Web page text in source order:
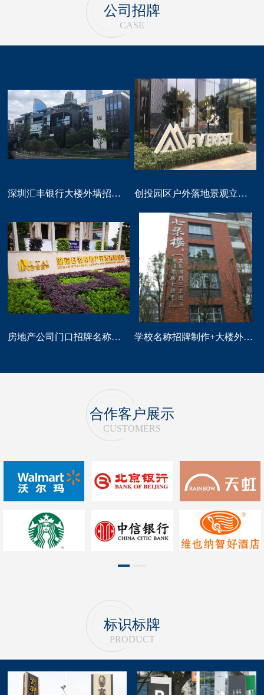
公司招牌
CASE
深圳汇丰银行大楼外墙招牌logo标识制作 创投园区户外落地景观立体字大型标识制作
房地产公司门口招牌名称广告字制作 学校名称招牌制作+大楼外墙字制作
合作客户展示
CUSTOMERS
标识标牌
PRODUCT